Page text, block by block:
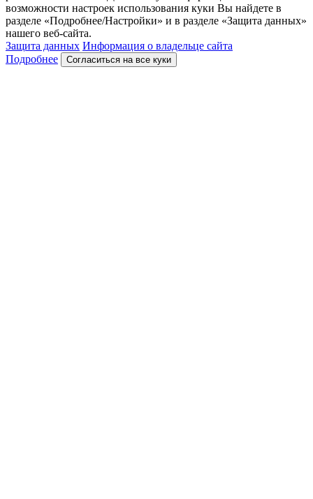
возможности настроек использования куки Вы найдете в
разделе «Подробнее/Настройки» и в разделе «Защита данных»
нашего веб-сайта.
Защита данных Информация о владельце сайта
Подробнее
Согласиться на все куки